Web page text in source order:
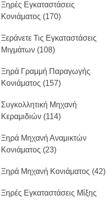
Ξηρές Εγκαταστάσεις
Κονιάματος (170)
Ξεράνετε Τις Εγκαταστάσεις
Μιγμάτων (108)
Ξηρά Γραμμή Παραγωγής
Κονιάματος (157)
Συγκολλητική Μηχανή
Κεραμιδιών (114)
Ξηρά Μηχανή Αναμικτών
Κονιάματος (23)
Ξηρά Μηχανή Κονιάματος (42)
Ξηρές Εγκαταστάσεις Μίξης